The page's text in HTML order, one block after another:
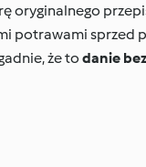
oryginalnego
potrawami sprzed
że to danie